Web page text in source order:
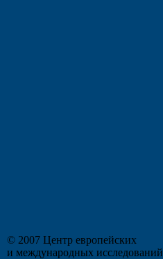
© 2007 Центр европейских
и международных исследований